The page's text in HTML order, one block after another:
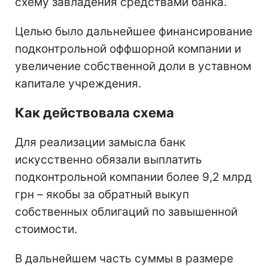
Целью было дальнейшее финансирование
подконтрольной оффшорной компании и
увеличение собственной доли в уставном
капитале учреждения.
Как действовала схема
Для реализации замысла банк
искусственно обязали выплатить
подконтрольной компании более 9,2 млрд
грн – якобы за обратный выкуп
собственных облигаций по завышенной
стоимости.
В дальнейшем часть суммы в размере